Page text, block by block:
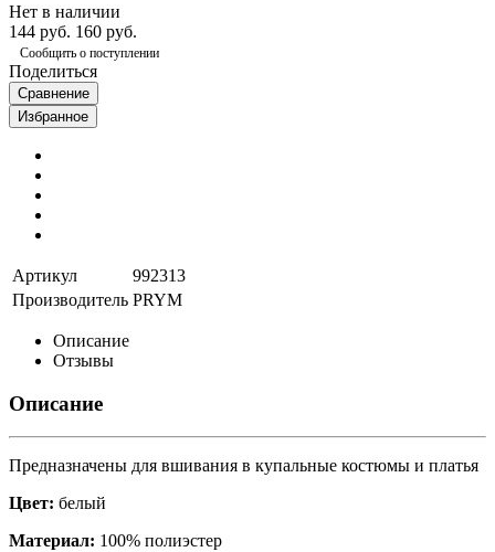
Нет в наличии
144 руб. 160 руб.
Сообщить о поступлении
Поделиться
Сравнение
Избранное
Артикул
992313
Производитель PRYM
Описание
Отзывы
Описание
Предназначены для вшивания в купальные костюмы и платья
Цвет: белый
Материал: 100% полиэстер